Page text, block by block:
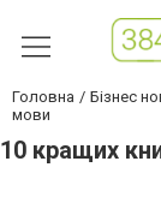
Головна Бізнес
мови
10 кращих